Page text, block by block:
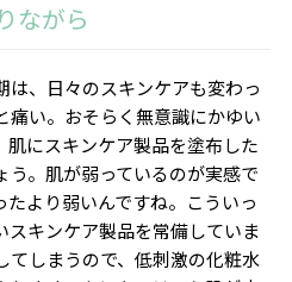
ながら
は、日々のスキンケアも変わっ
痛い。おそらく無意識にかゆい
肌にスキンケア製品を塗布した
う。肌が弱っているのが実感で
たより弱いんですね。こういっ
スキンケア製品を常備していま
てしまうので、低刺激の化粧水